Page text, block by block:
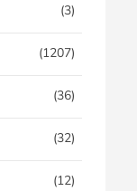
(3)
(1207)
(36)
(32)
(12)